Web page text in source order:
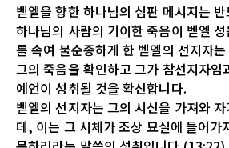
벧엘을 향한 하나님의 심판 메시지는
하나님의 사람의 기이한 죽음이 벧엘
를 속여 불순종하게 한 벧엘의 선지자는
그의 죽음을 확인하고 그가 참선지자임
예언이 성취될 것을 확신합니다.
벧엘의 선지자는 그의 시신을 가져와
데, 이는 그 시체가 조상 묘실에 들어가